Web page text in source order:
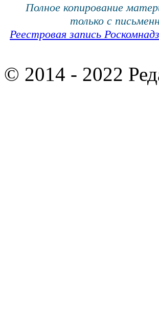
Полное копирование
только с
Реестровая запись
© 2014 - 2022